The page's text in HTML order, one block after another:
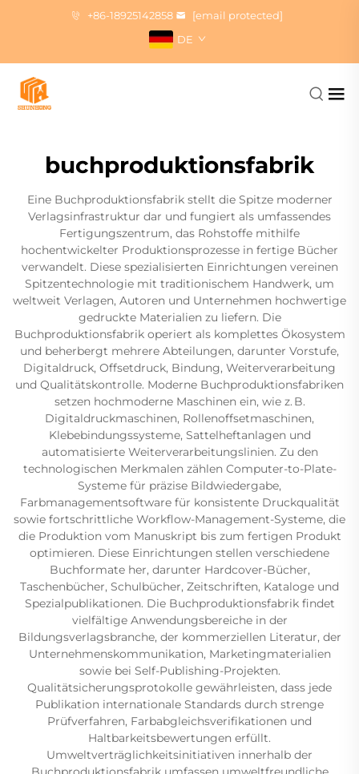
+86-18925142858
[email protected]
DE
buchproduktionsfabrik
Eine Buchproduktionsfabrik stellt die Spitze moderner
Verlagsinfrastruktur dar und fungiert als umfassendes
Fertigungszentrum, das Rohstoffe mithilfe
hochentwickelter Produktionsprozesse in fertige Bücher
verwandelt. Diese spezialisierten Einrichtungen vereinen
Spitzentechnologie mit traditionischem Handwerk, um
weltweit Verlagen, Autoren und Unternehmen hochwertige
gedruckte Materialien zu liefern. Die
Buchproduktionsfabrik operiert als komplettes Ökosystem
und beherbergt mehrere Abteilungen, darunter Vorstufe,
Digitaldruck, Offsetdruck, Bindung, Weiterverarbeitung
und Qualitätskontrolle. Moderne Buchproduktionsfabriken
setzen hochmoderne Maschinen ein, wie z. B.
Digitaldruckmaschinen, Rollenoffsetmaschinen,
Klebebindungssysteme, Sattelheftanlagen und
automatisierte Weiterverarbeitungslinien. Zu den
technologischen Merkmalen zählen Computer-to-Plate-
Systeme für präzise Bildwiedergabe,
Farbmanagementsoftware für konsistente Druckqualität
sowie fortschrittliche Workflow-Management-Systeme, die
die Produktion vom Manuskript bis zum fertigen Produkt
optimieren. Diese Einrichtungen stellen verschiedene
Buchformate her, darunter Hardcover-Bücher,
Taschenbücher, Schulbücher, Zeitschriften, Kataloge und
Spezialpublikationen. Die Buchproduktionsfabrik findet
vielfältige Anwendungsbereiche in der
Bildungsverlagsbranche, der kommerziellen Literatur, der
Unternehmenskommunikation, Marketingmaterialien
sowie bei Self-Publishing-Projekten.
Qualitätsicherungsprotokolle gewährleisten, dass jede
Publikation internationale Standards durch strenge
Prüfverfahren, Farbabgleichsverifikationen und
Haltbarkeitsbewertungen erfüllt.
Umweltverträglichkeitsinitiativen innerhalb der